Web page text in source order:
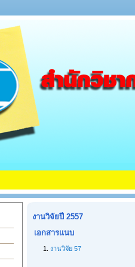
งานวิจัยปี 2557
เอกสารแนบ
1. งานวิจัย 57